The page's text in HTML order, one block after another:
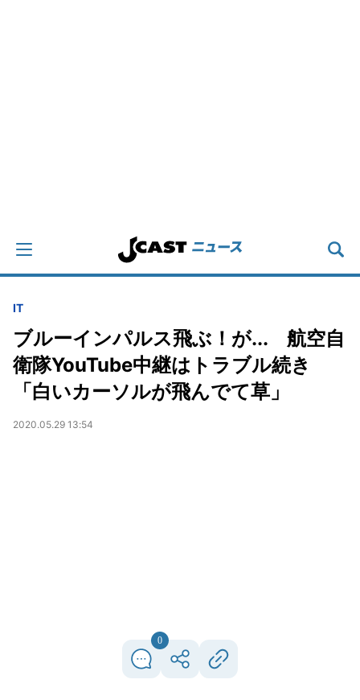
IT
ブルーインパルス飛ぶ！が... 航空自
衛隊YouTube中継はトラブル続き
「白いカーソルが飛んでて草」
2020.05.29 13:54
0